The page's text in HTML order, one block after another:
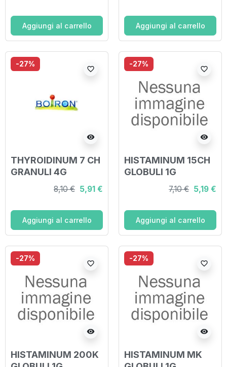
Aggiungi al carrello Aggiungi al carrello
-27%
visibility
favorite_border
THYROIDINUM 7 CH
GRANULI 4G
8,10 € 5,91 €
Aggiungi al carrello
-27%
visibility
favorite_border
HISTAMINUM 15CH
GLOBULI 1G
7,10 € 5,19 €
Aggiungi al carrello
-27%
visibility
favorite_border
HISTAMINUM 200K
-27%
visibility
favorite_border
HISTAMINUM MK